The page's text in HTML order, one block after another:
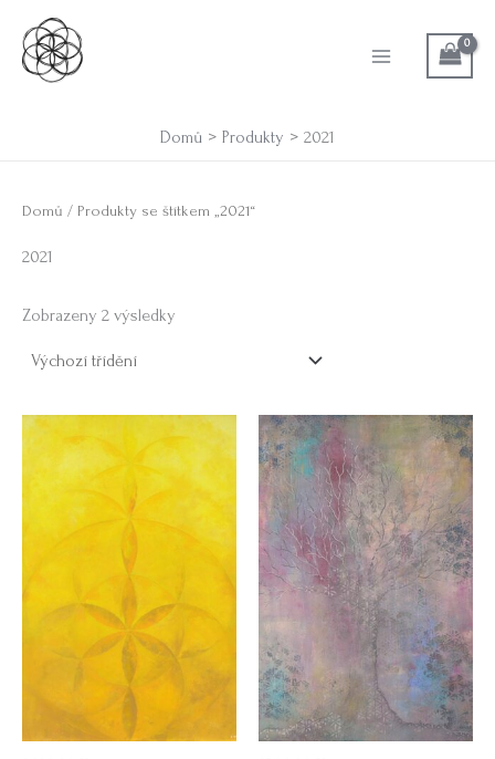
Přeskočit
obsah
Domů Produkty 2021
Domů / Produkty se štítkem „2021“
2021
Zobrazeny 2 výsledky